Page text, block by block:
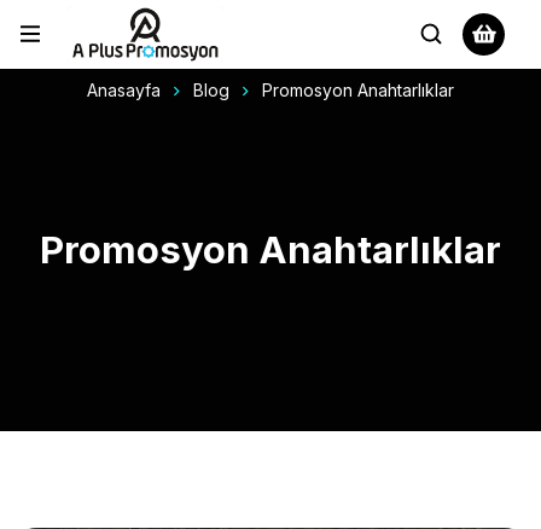
Anasayfa Blog Promosyon Anahtarlıklar
Promosyon Anahtarlıklar